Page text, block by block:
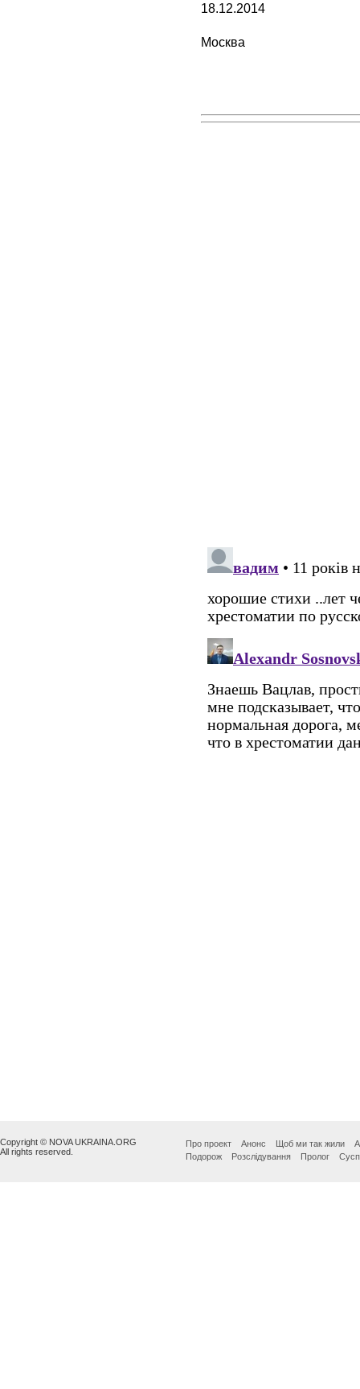
18.12.2014
Москва
Copyright © NOVA UKRAINA.ORG
All rights reserved.
Про проект Анонс Щоб ми так жили
Подорож
Розслідування Пролог